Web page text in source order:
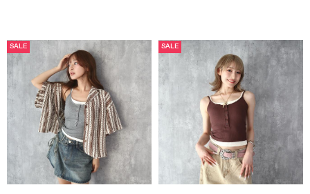
SALE SALE